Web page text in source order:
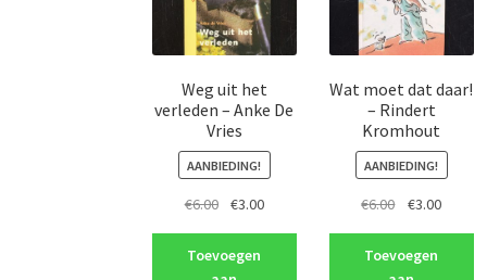
Weg uit het
verleden – Anke De
Vries
AANBIEDING!
€6.00
Oorspronkelijke
was:
€6.00.
€3.00Huidige
Toevoegen
Wat moet dat daar!
– Rindert
Kromhout
AANBIEDING!
€6.00
was:
€6.00.
€3.00Huidige
Toevoegen